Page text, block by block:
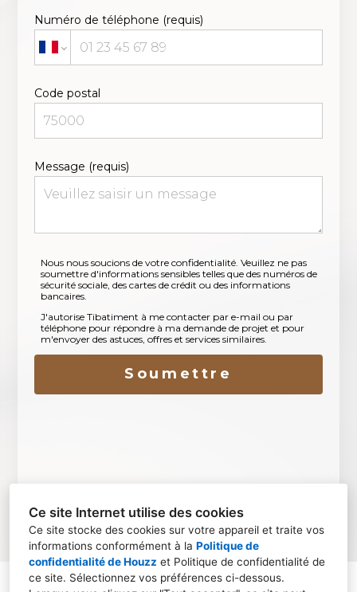
Ce site Internet utilise des cookies
Ce site stocke des cookies sur votre appareil et traite vos
informations conformément à la Politique de
confidentialité de Houzz et Politique de confidentialité de
ce site. Sélectionnez vos préférences ci-dessous.
Numéro de téléphone (requis)
Code postal
Message (requis)
Nous nous soucions de votre confidentialité. Veuillez ne pas
soumettre d'informations sensibles telles que des numéros de
sécurité sociale, des cartes de crédit ou des informations
bancaires.
J'autorise Tibatiment à me contacter par e-mail ou par
téléphone pour répondre à ma demande de projet et pour
m'envoyer des astuces, offres et services similaires.
Soumettre